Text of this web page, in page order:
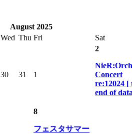
August 2025
Wed Thu Fri Sat
30 31 1
2
Concert
re:12024 [
end of
8
フェスタサマー